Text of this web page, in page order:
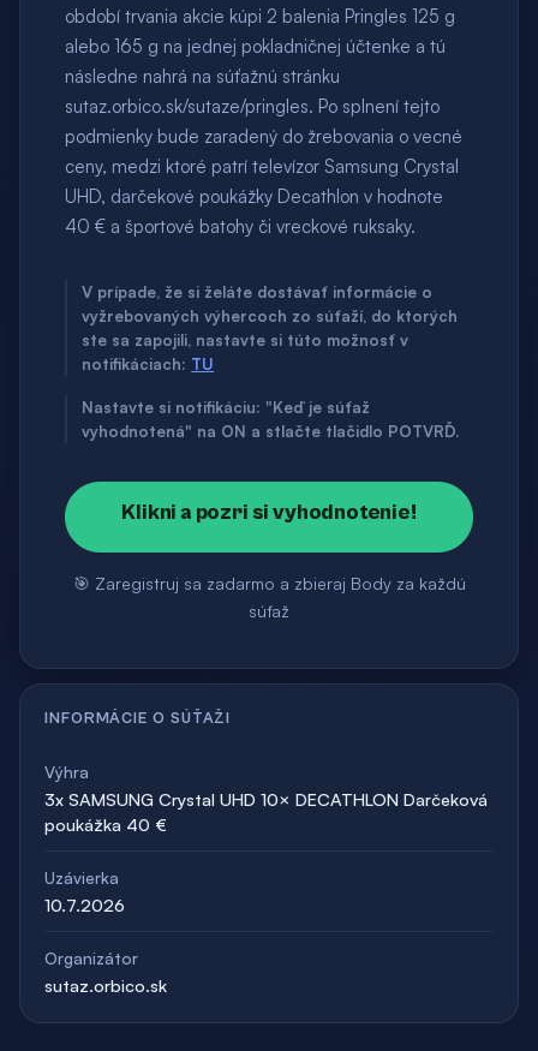
období trvania akcie kúpi 2 balenia Pringles 125 g
alebo 165 g na jednej pokladničnej účtenke a tú
následne nahrá na súťažnú stránku
sutaz.orbico.sk/sutaze/pringles. Po splnení tejto
podmienky bude zaradený do žrebovania o vecné
ceny, medzi ktoré patrí televízor Samsung Crystal
UHD, darčekové poukážky Decathlon v hodnote
40 € a športové batohy či vreckové ruksaky.
V prípade, že si želáte dostávať informácie o
vyžrebovaných výhercoch zo súťaží, do ktorých
ste sa zapojili, nastavte si túto možnosť v
notifikáciach: TU
Nastavte si notifikáciu: "Keď je súťaž
vyhodnotená" na ON a stlačte tlačidlo POTVRĎ.
Klikni a pozri si vyhodnotenie!
🎯 Zaregistruj sa zadarmo a zbieraj Body za každú
súťaž
INFORMÁCIE O SÚŤAŽI
Výhra
3x SAMSUNG Crystal UHD 10× DECATHLON Darčeková
poukážka 40 €
Uzávierka
10.7.2026
Organizátor
sutaz.orbico.sk